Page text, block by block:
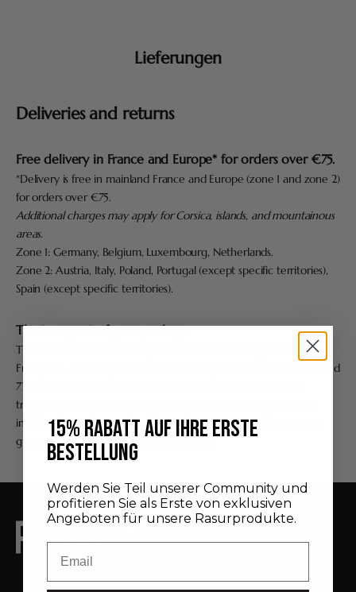
Lieferungen
Deliveries and returns
Free delivery in France and Europe* for orders over €75.
*Delivery is free in mainland France and Europe (zone 1 and zone 2)
for orders over €75.
Additional charges may apply for Corsica, islands, and mountainous
areas.
Zone 1: Germany, Belgium, Luxembourg, Netherlands.
Zone 2: Austria, Italy, Poland, Portugal (except specific territories),
Spain (except specific territories).
The transport of your package
The standard mode of transport is Colissimo with signature (Poste
Française). After shipment, the usual delay is 48h00 for France and
72h00 for Europe.We provide, as soon as possible, an online
tracking link of the delivery of your package.The shipping costs
include the packaging, handling and postage. We advise you to
group your purchases into a single order.
15% RABATT AUF IHRE ERSTE
BESTELLUNG
Werden Sie Teil unserer Community und
profitieren Sie als Erste von exklusiven
Angeboten für unsere Rasurprodukte.